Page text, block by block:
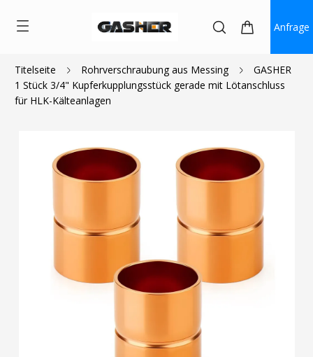
Anfrage
Titelseite Rohrverschraubung aus Messing
GASHER
1 Stück 3/4" Kupferkupplungsstück gerade mit Lötanschluss
für HLK-Kälteanlagen
$1.60~$2.00